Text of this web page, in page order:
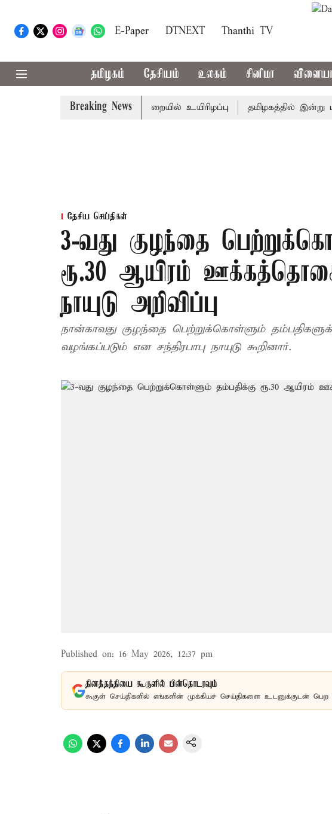
E-Paper DTNEXT Thanthi TV
தமிழகம் தேசியம் உலகம் சினிமா
Breaking News
நில மோசடி: கைதானவர் சிறையில் உயிரிழப்பு தமிழகத்தில் இன்று
தேசிய செய்திகள்
3-வது குழந்தை
ரூ.30 ஆயிரம் ஊக்கத்தொகை
நாயுடு அறிவிப்பு
நான்காவது குழந்தை பெற்றுக்கொள்ளும் தம்பதிகளுக்கு ரூ.40,000
வழங்கப்படும் என சந்திரபாபு நாயுடு கூறினார்.
Published on: 16 May 2026, 12:37 pm
தினத்தந்தியை கூகுளில் பின்தொடரவும்
கூகுள் செய்திகளில் எங்களின் முக்கியச் செய்திகளை உடனுக்குடன் பெற